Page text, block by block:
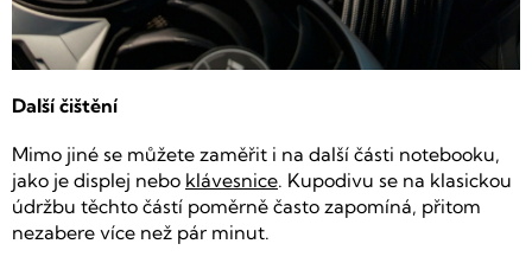
Další čištění
Mimo jiné se můžete zaměřit i na další části notebooku,
jako je displej nebo klávesnice. Kupodivu se na klasickou
údržbu těchto částí poměrně často zapomíná, přitom
nezabere více než pár minut.